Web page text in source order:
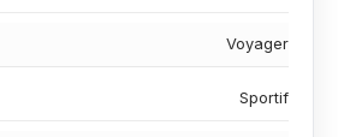
Voyager
Sportif